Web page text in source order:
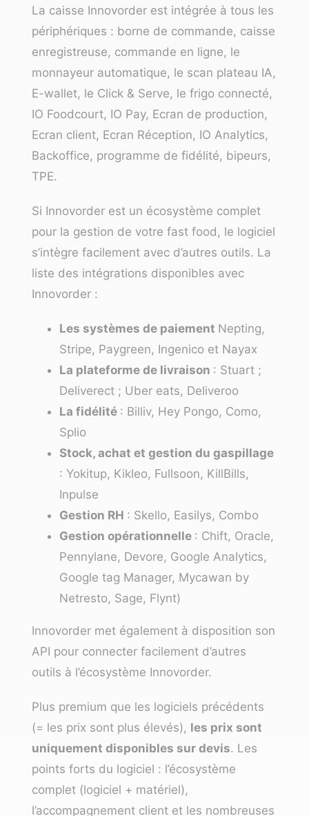
La caisse Innovorder est intégrée à tous les
périphériques : borne de commande, caisse
enregistreuse, commande en ligne, le
monnayeur automatique, le scan plateau IA,
E-wallet, le Click & Serve, le frigo connecté,
IO Foodcourt, IO Pay, Ecran de production,
Ecran client, Ecran Réception, IO Analytics,
Backoffice, programme de fidélité, bipeurs,
TPE.
Si Innovorder est un écosystème complet
pour la gestion de votre fast food, le logiciel
s’intègre facilement avec d’autres outils. La
liste des intégrations disponibles avec
Innovorder :
Les systèmes de paiement Nepting,
Stripe, Paygreen, Ingenico et Nayax
La plateforme de livraison : Stuart ;
Deliverect ; Uber eats, Deliveroo
La fidélité : Billiv, Hey Pongo, Como,
Splio
Stock, achat et gestion du gaspillage
: Yokitup, Kikleo, Fullsoon, KillBills,
Inpulse
Gestion RH : Skello, Easilys, Combo
Gestion opérationnelle : Chift, Oracle,
Pennylane, Devore, Google Analytics,
Google tag Manager, Mycawan by
Netresto, Sage, Flynt)
Innovorder met également à disposition son
API pour connecter facilement d’autres
outils à l’écosystème Innovorder.
Plus premium que les logiciels précédents
(= les prix sont plus élevés), les prix sont
uniquement disponibles sur devis. Les
points forts du logiciel : l’écosystème
complet (logiciel + matériel),
l’accompagnement client et les nombreuses